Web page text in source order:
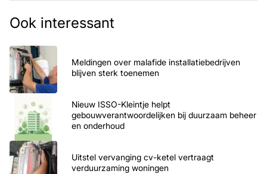
Ook interessant
Meldingen over malafide installatiebedrijven
blijven sterk toenemen
Nieuw ISSO-Kleintje helpt
gebouwverantwoordelijken bij duurzaam beheer
en onderhoud
Uitstel vervanging cv-ketel vertraagt
verduurzaming woningen